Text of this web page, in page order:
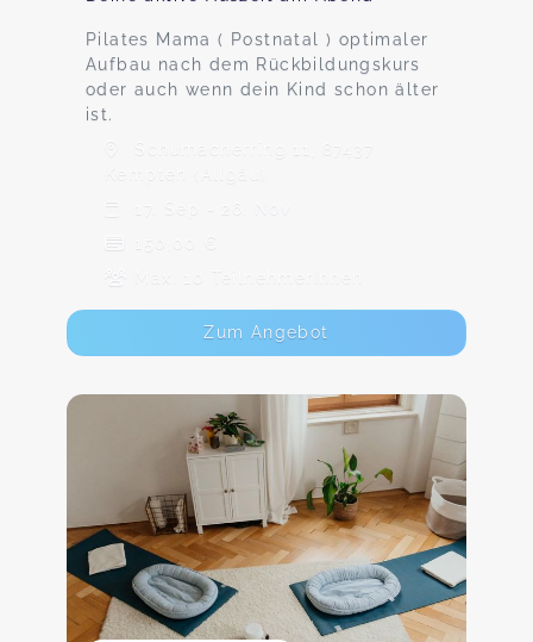
Pilates Mama ( Postnatal ) optimaler
Aufbau nach dem Rückbildungskurs
oder auch wenn dein Kind schon älter
ist.
Schumacherring 11, 87437
Kempten (Allgäu)
17. Sep - 26. Nov
150,00 €
Max. 10 TeilnehmerInnen
Zum Angebot